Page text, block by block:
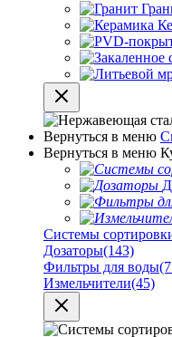
Вернуться в меню
Вернуться в меню
Системы
Дозаторы(143)
Фильтры для воды
Измельчители(45)